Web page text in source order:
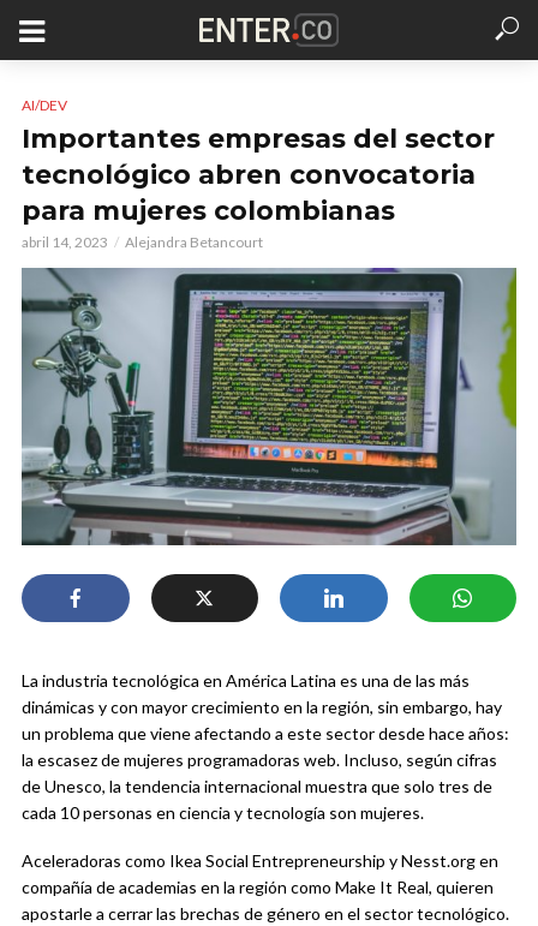
AI/DEV
Importantes empresas del sector
tecnológico abren convocatoria
para mujeres colombianas
abril 14, 2023 Alejandra Betancourt
La industria tecnológica en América Latina es una de las más
dinámicas y con mayor crecimiento en la región, sin embargo, hay
un problema que viene afectando a este sector desde hace años:
la escasez de mujeres programadoras web. Incluso, según cifras
de Unesco, la tendencia internacional muestra que solo tres de
cada 10 personas en ciencia y tecnología son mujeres.
Aceleradoras como Ikea Social Entrepreneurship y Nesst.org en
compañía de academias en la región como Make It Real, quieren
apostarle a cerrar las brechas de género en el sector tecnológico.